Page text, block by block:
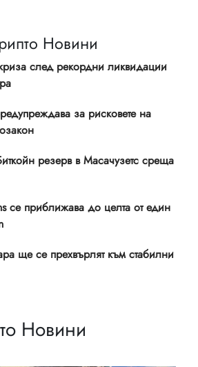
Новини
след рекордни ликвидации
за рисковете на
резерв в Масачузетс среща
се приближава до целта от един
ще се прехвърлят към стабилни
Новини